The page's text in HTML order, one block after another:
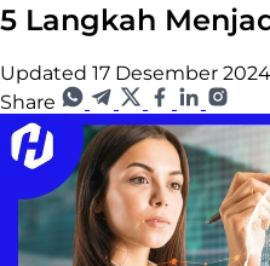
5 Langkah
Updated 17 Desember 2024
Share